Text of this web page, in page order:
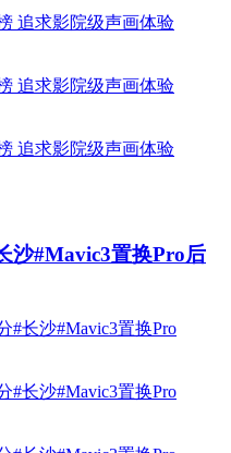
沙#Mavic3置换Pro后